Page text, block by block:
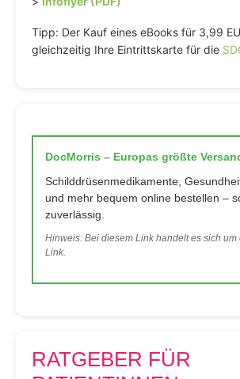
Tipp: Der Kauf eines eBooks für 3,99
gleichzeitig Ihre Eintrittskarte für die
DocMorris – Europas größte
Schilddrüsenmedikamente,
und mehr bequem online bestellen –
zuverlässig.
Hinweis: Bei diesem Link handelt es sich um
Link.
RATGEBER FÜR